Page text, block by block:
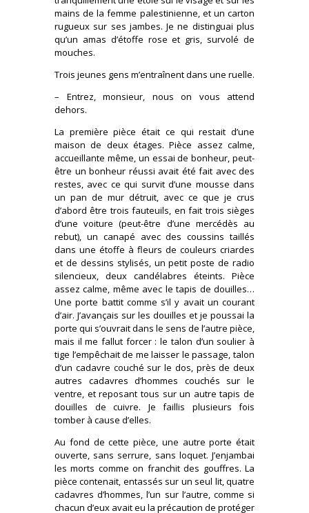
mains de la femme palestinienne, et un carton
rugueux sur ses jambes. Je ne distinguai plus
qu’un amas d’étoffe rose et gris, survolé de
mouches.
Trois jeunes gens m’entraînent dans une ruelle.
– Entrez, monsieur, nous on vous attend
dehors.
La première pièce était ce qui restait d’une
maison de deux étages. Pièce assez calme,
accueillante même, un essai de bonheur, peut-
être un bonheur réussi avait été fait avec des
restes, avec ce qui survit d’une mousse dans
un pan de mur détruit, avec ce que je crus
d’abord être trois fauteuils, en fait trois sièges
d’une voiture (peut-être d’une mercédès au
rebut), un canapé avec des coussins taillés
dans une étoffe à fleurs de couleurs criardes
et de dessins stylisés, un petit poste de radio
silencieux, deux candélabres éteints. Pièce
assez calme, même avec le tapis de douilles…
Une porte battit comme s’il y avait un courant
d’air. J’avançais sur les douilles et je poussai la
porte qui s’ouvrait dans le sens de l’autre pièce,
mais il me fallut forcer : le talon d’un soulier à
tige l’empêchait de me laisser le passage, talon
d’un cadavre couché sur le dos, près de deux
autres cadavres d’hommes couchés sur le
ventre, et reposant tous sur un autre tapis de
douilles de cuivre. Je faillis plusieurs fois
tomber à cause d’elles.
Au fond de cette pièce, une autre porte était
ouverte, sans serrure, sans loquet. J’enjambai
les morts comme on franchit des gouffres. La
pièce contenait, entassés sur un seul lit, quatre
cadavres d’hommes, l’un sur l’autre, comme si
chacun d’eux avait eu la précaution de protéger